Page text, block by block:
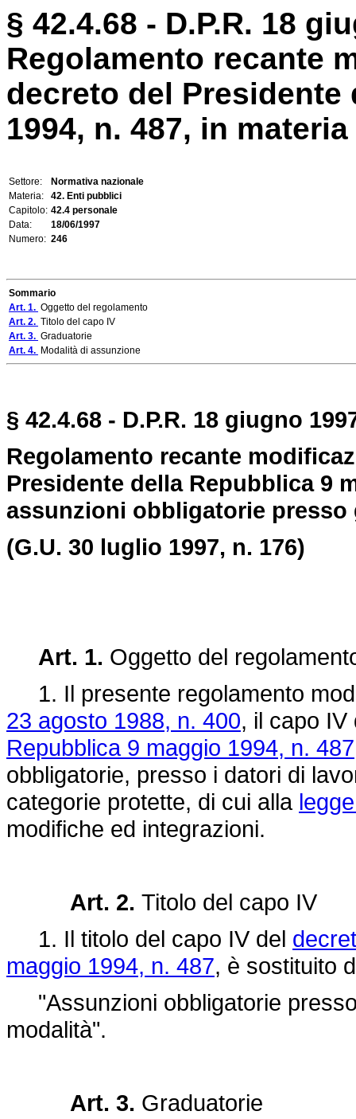
§ 42.4.68 - D.P.R. 18
Regolamento recante
decreto del
1994, n. 487, in
Settore:
Normativa nazionale
Materia:
42. Enti pubblici
Capitolo: 42.4 personale
Data:
18/06/1997
Numero: 246
Sommario
Art. 1. Oggetto del regolamento
Art. 2. Titolo del capo IV
Art. 3. Graduatorie
Art. 4. Modalità di assunzione
§ 42.4.68 - D.P.R. 18 giugno
Regolamento recante
Presidente della Repubblica 9
assunzioni obbligatorie
(G.U. 30 luglio 1997, n. 176)
Art. 1. Oggetto del
1. Il presente regolamento
23 agosto 1988, n. 400, il capo
Repubblica 9 maggio 1994, n. 487
obbligatorie, presso i datori di
categorie protette, di cui alla
modifiche ed integrazioni.
Art. 2. Titolo del capo IV
1. Il titolo del capo IV del
maggio 1994, n. 487, è sostituito
"Assunzioni obbligatorie
modalità".
Art. 3. Graduatorie